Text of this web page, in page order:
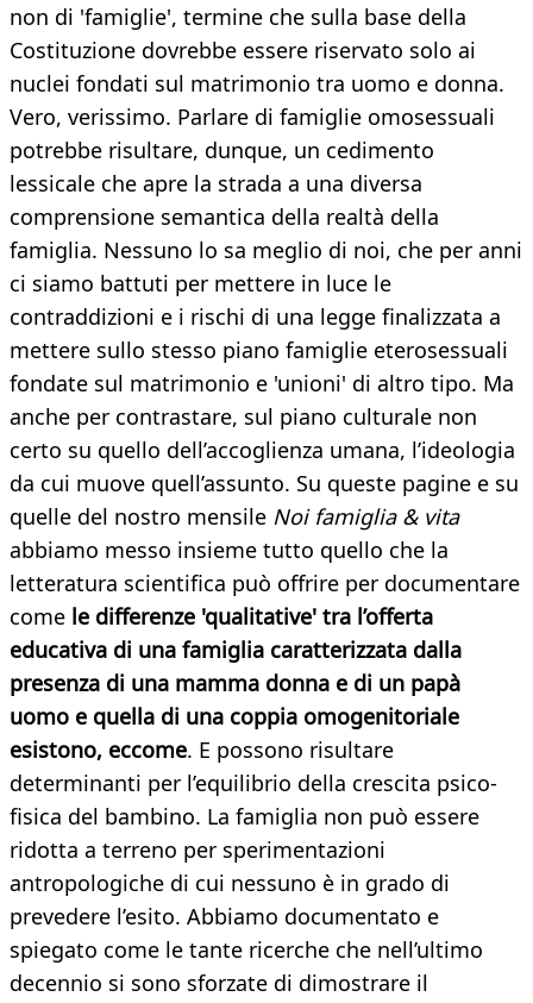
non di 'famiglie', termine che sulla base della
Costituzione dovrebbe essere riservato solo ai
nuclei fondati sul matrimonio tra uomo e donna.
Vero, verissimo. Parlare di famiglie omosessuali
potrebbe risultare, dunque, un cedimento
lessicale che apre la strada a una diversa
comprensione semantica della realtà della
famiglia. Nessuno lo sa meglio di noi, che per anni
ci siamo battuti per mettere in luce le
contraddizioni e i rischi di una legge finalizzata a
mettere sullo stesso piano famiglie eterosessuali
fondate sul matrimonio e 'unioni' di altro tipo. Ma
anche per contrastare, sul piano culturale non
certo su quello dell’accoglienza umana, l’ideologia
da cui muove quell’assunto. Su queste pagine e su
quelle del nostro mensile Noi famiglia & vita
abbiamo messo insieme tutto quello che la
letteratura scientifica può offrire per documentare
come le differenze 'qualitative' tra l’offerta
educativa di una famiglia caratterizzata dalla
presenza di una mamma donna e di un papà
uomo e quella di una coppia omogenitoriale
esistono, eccome. E possono risultare
determinanti per l’equilibrio della crescita psico-
fisica del bambino. La famiglia non può essere
ridotta a terreno per sperimentazioni
antropologiche di cui nessuno è in grado di
prevedere l’esito. Abbiamo documentato e
spiegato come le tante ricerche che nell’ultimo
decennio si sono sforzate di dimostrare il